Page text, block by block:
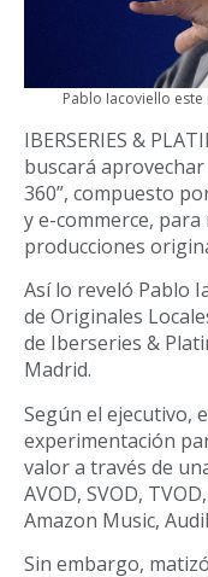
Pablo Iacoviello
IBERSERIES &
buscará aprovechar
360”, compuesto
y e-commerce,
producciones
Así lo reveló Pablo
de Originales
de Iberseries &
Madrid.
Según el ejecutivo,
experimentación
valor a través de
AVOD, SVOD,
Amazon Music,
Sin embargo,